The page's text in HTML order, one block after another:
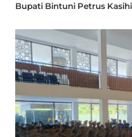
Bupati Bintuni Petrus